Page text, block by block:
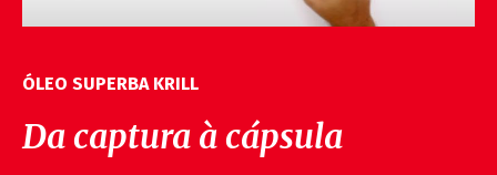
ÓLEO SUPERBA KRILL
Da captura à cápsula